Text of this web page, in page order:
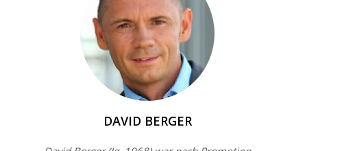
DAVID BERGER